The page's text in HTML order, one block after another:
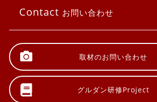
Contact お問い合わせ
取材のお問い合わせ
グルダン研修Project